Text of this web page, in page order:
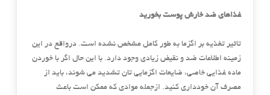
غذاهای ضد خارش پوست بخورید
تاثیر تغذیه بر اگزما به طور کامل مشخص نشده است. درواقع در این
زمینه اطلاعات ضد و نقیض زیادی وجود دارد. با این حال اگر با خوردن
ماده غذایی خاصی، ضایعات اگزمایی تان تشدید می شوند، باید از
مصرف آن خودداری کنید. ازجمله موادی که ممکن است باعث